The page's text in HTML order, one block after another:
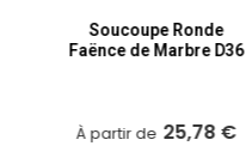
Soucoupe Ronde
Faënce de Marbre D36
À partir de 25,78 €